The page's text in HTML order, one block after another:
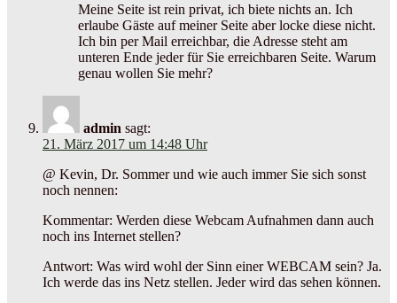
Meine Seite ist rein privat, ich biete nichts an. Ich
erlaube Gäste auf meiner Seite aber locke diese nicht.
Ich bin per Mail erreichbar, die Adresse steht am
unteren Ende jeder für Sie erreichbaren Seite. Warum
genau wollen Sie mehr?
admin sagt:
21. März 2017 um 14:48 Uhr
@ Kevin, Dr. Sommer und wie auch immer Sie sich sonst
noch nennen:
Kommentar: Werden diese Webcam Aufnahmen dann auch
noch ins Internet stellen?
Antwort: Was wird wohl der Sinn einer WEBCAM sein? Ja.
Ich werde das ins Netz stellen. Jeder wird das sehen können.